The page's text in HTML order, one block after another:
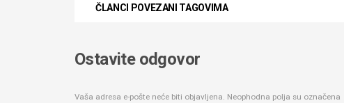
ČLANCI POVEZANI TAGOVIMA
Ostavite odgovor
Vaša adresa e-pošte neće biti objavljena. Neophodna polja su označena